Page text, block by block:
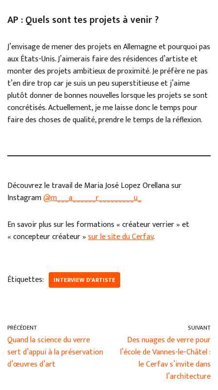
AP : Quels sont tes projets à venir ?
J’envisage de mener des projets en Allemagne et pourquoi pas
aux États-Unis. J’aimerais faire des résidences d’artiste et
monter des projets ambitieux de proximité. Je préfère ne pas
t’en dire trop car je suis un peu superstitieuse et j’aime
plutôt donner de bonnes nouvelles lorsque les projets se sont
concrétisés. Actuellement, je me laisse donc le temps pour
faire des choses de qualité, prendre le temps de la réflexion.
Découvrez le travail de Maria José Lopez Orellana sur
Instagram@m___a______r_________u_
En savoir plus sur les formations « créateur verrier » et
« concepteur créateur »sur le site du Cerfav.
Étiquettes: INTERVIEW D'ARTISTE
PRÉCÉDENT
Quand la science du verre
sert d’appui à la préservation
d’œuvres d’art
SUIVANT
Des nuages de verre pour
l’école de Vannes-le-Châtel :
le Cerfav s’invite dans
l’architecture